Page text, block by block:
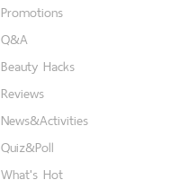
Promotions
Q&A
Beauty Hacks
Reviews
News&Activities
Quiz&Poll
What's Hot